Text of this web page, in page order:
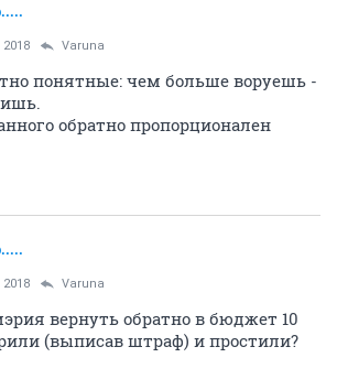
Varuna
понятные: чем больше воруешь -
обратно пропорционален
Varuna
вернуть обратно в бюджет 10
(выписав штраф) и простили?